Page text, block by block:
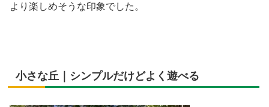
より楽しめそうな印象でした。
小さな丘｜シンプルだけどよく遊べる